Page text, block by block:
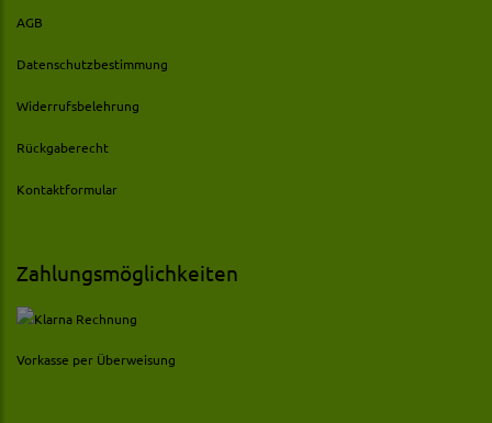
AGB
Datenschutzbestimmung
Widerrufsbelehrung
Rückgaberecht
Kontaktformular
Zahlungsmöglichkeiten
Vorkasse per Überweisung